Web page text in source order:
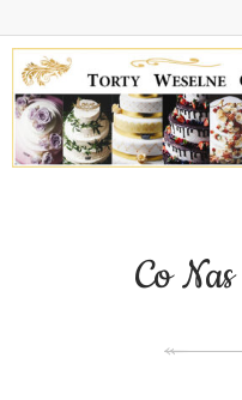
Co Nas